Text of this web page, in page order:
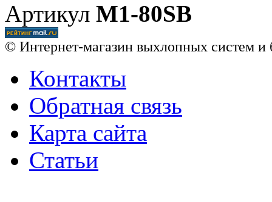
Артикул M1-80SВ
© Интернет-магазин выхлопных систем и
Контакты
Обратная связь
Карта сайта
Статьи